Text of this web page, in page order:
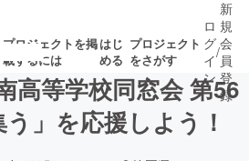
プロジェクトを掲
載するには
はじ
める
プロジェクト
をさがす
ロ
グ
イ
ン
/
新
規
会
員
登
録
高等学校同窓会 第56
」を応援しよう！